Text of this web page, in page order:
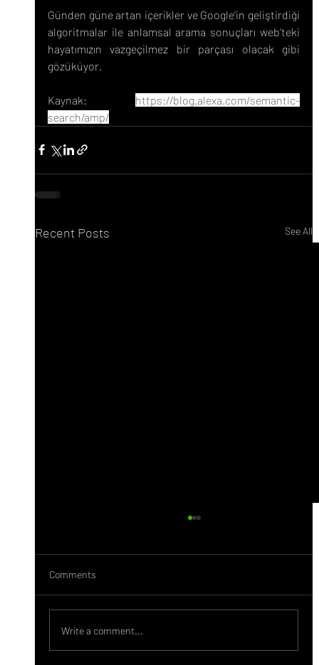
Günden güne artan içerikler ve Google’in geliştirdiği
algoritmalar ile anlamsal arama sonuçları web’teki
hayatımızın vazgeçilmez bir parçası olacak gibi
gözüküyor.
Kaynak: https://blog.alexa.com/semantic-
search/amp/
Recent Posts See All
Behance Nedir?
Comments
Write a comment...